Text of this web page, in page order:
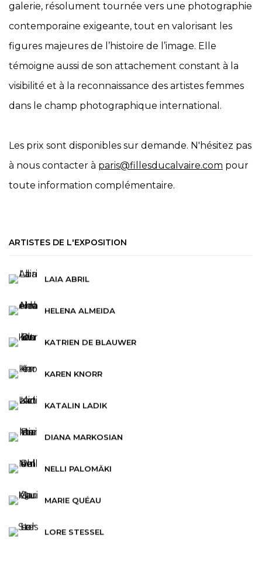
galerie, résolument tournée vers une photographie
contemporaine exigeante, tout en valorisant les
figures majeures de l’histoire de l’image. Elle
témoigne aussi de son attachement constant à la
visibilité et à la reconnaissance des artistes femmes
dans le champ photographique international.
Les prix sont disponibles sur demande. N'hésitez pas
à nous contacter à paris@fillesducalvaire.com pour
toute information complémentaire.
ARTISTES DE L'EXPOSITION
LAIA ABRIL
HELENA ALMEIDA
KATRIEN DE BLAUWER
KAREN KNORR
KATALIN LADIK
DIANA MARKOSIAN
NELLI PALOMÄKI
MARIE QUÉAU
LORE STESSEL